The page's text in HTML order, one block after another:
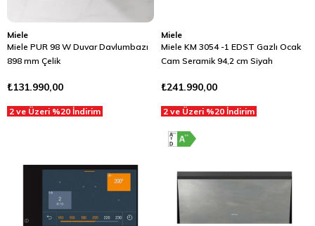
Miele
Miele PUR 98 W Duvar Davlumbazı
898 mm Çelik
₺131.990,00
2 ve Üzeri %20 İndirim
Miele
Miele KM 3054 -1 EDST Gazlı Ocak
Cam Seramik 94,2 cm Siyah
₺241.990,00
2 ve Üzeri %20 İndirim